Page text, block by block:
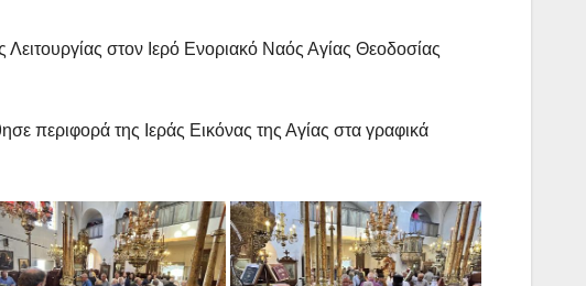
στον Ιερό Ενοριακό Ναός Αγίας Θεοδοσίας
περιφορά της Ιεράς Εικόνας της Αγίας στα γραφικά